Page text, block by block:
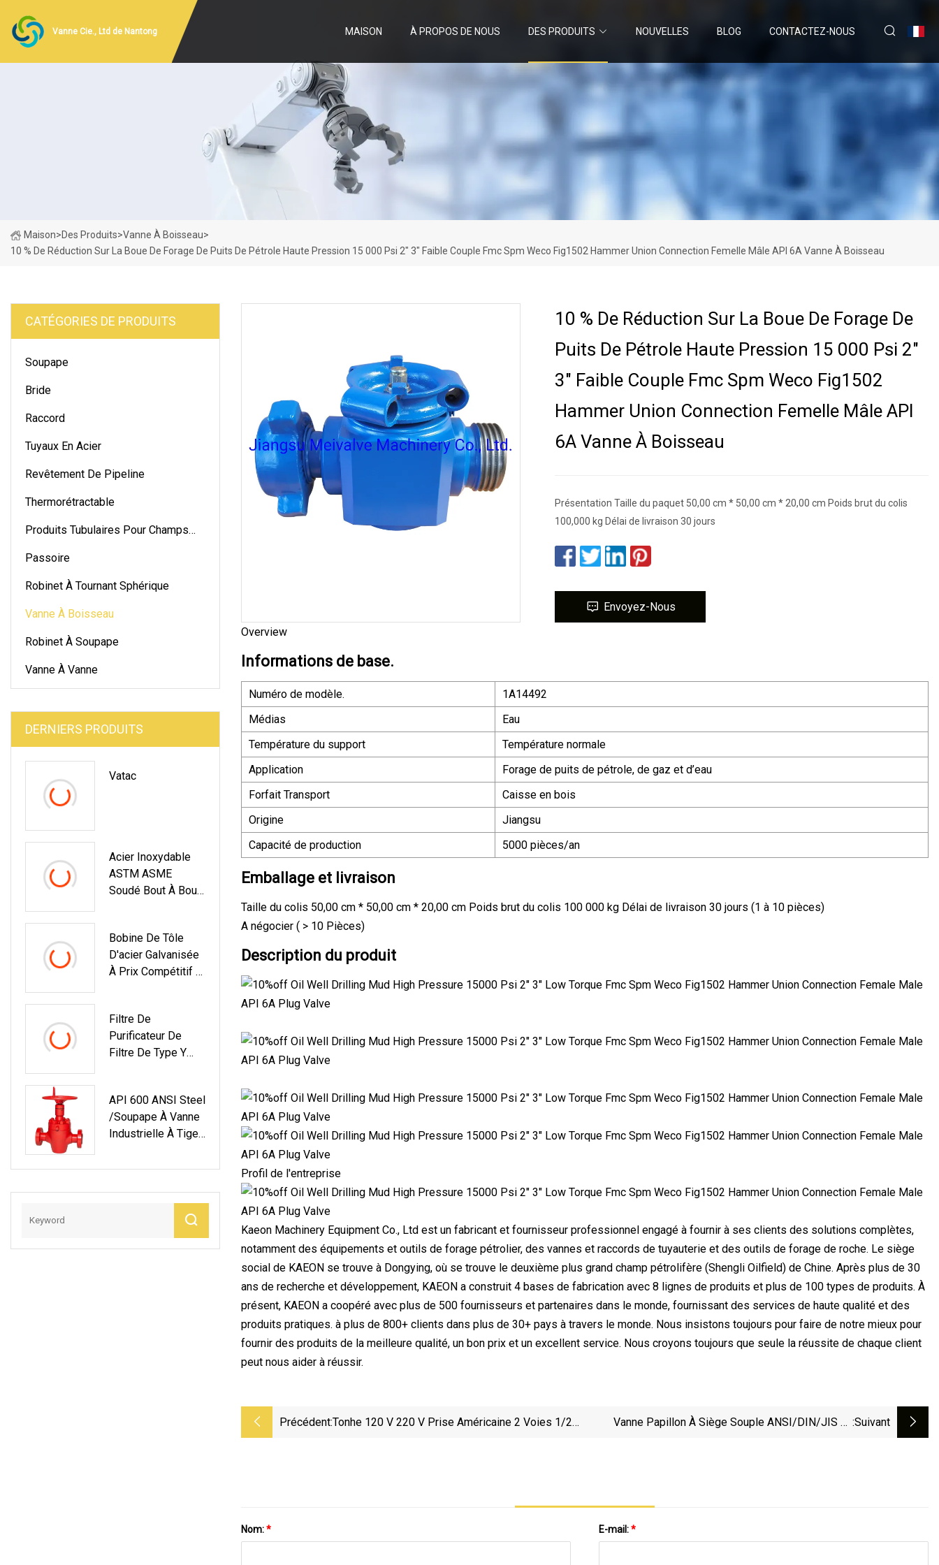
Vanne Cie., Ltd de Nantong MAISON À PROPOS DE NOUS DES PRODUITS NOUVELLES BLOG CONTACTEZ-NOUS
Maison>Des Produits>Vanne À Boisseau>
10 % De Réduction Sur La Boue De Forage De Puits De Pétrole Haute Pression 15 000 Psi 2" 3" Faible Couple Fmc Spm Weco Fig1502 Hammer Union Connection Femelle Mâle API 6A Vanne À Boisseau
CATÉGORIES DE PRODUITS
Soupape
Bride
Raccord
Tuyaux En Acier
Revêtement De Pipeline
Thermorétractable
Produits Tubulaires Pour Champs
Passoire
Robinet À Tournant Sphérique
Vanne À Boisseau
Robinet À Soupape
Vanne À Vanne
DERNIERS PRODUITS
Vatac
Acier Inoxydable
ASTM ASME
Soudé Bout À Bout
PN10/16 Tuyau De
Programme Coude
Té Réducteur
Raccords Sans
Soudure
Bobine De Tôle
D'acier Galvanisée
À Prix Compétitif Et
Filtre De
Purificateur De
Filtre De Type Y
Pour Produits
Laitiers En Acier
Inoxydable (JN
API 600 ANSI Steel
/soupape À Vanne
Industrielle À Tige
Inoxydable Pour
10 % De Réduction Sur La Boue De Forage De
Puits De Pétrole Haute Pression 15 000 Psi 2"
3" Faible Couple Fmc Spm Weco Fig1502
Hammer Union Connection Femelle Mâle API
6A Vanne À Boisseau
Présentation Taille du paquet 50,00 cm * 50,00 cm * 20,00 cm Poids brut du colis
100,000 kg Délai de livraison 30 jours
Envoyez-Nous
Overview
Informations de base.
Numéro de modèle.
1A14492
Médias
Eau
Température du support
Température normale
Application
Forage de puits de pétrole, de gaz et d’eau
Forfait Transport
Caisse en bois
Origine
Jiangsu
Capacité de production
5000 pièces/an
Emballage et livraison
Taille du colis 50,00 cm * 50,00 cm * 20,00 cm Poids brut du colis 100 000 kg Délai de livraison 30 jours (1 à 10 pièces)
A négocier ( > 10 Pièces)
Description du produit
Profil de l'entreprise
Kaeon Machinery Equipment Co., Ltd est un fabricant et fournisseur professionnel engagé à fournir à ses clients des solutions complètes,
notamment des équipements et outils de forage pétrolier, des vannes et raccords de tuyauterie et des outils de forage de roche. Le siège
social de KAEON se trouve à Dongying, où se trouve le deuxième plus grand champ pétrolifère (Shengli Oilfield) de Chine. Après plus de 30
ans de recherche et développement, KAEON a construit 4 bases de fabrication avec 8 lignes de produits et plus de 100 types de produits. À
présent, KAEON a coopéré avec plus de 500 fournisseurs et partenaires dans le monde, fournissant des services de haute qualité et des
produits pratiques. à plus de 800+ clients dans plus de 30+ pays à travers le monde. Nous insistons toujours pour faire de notre mieux pour
fournir des produits de la meilleure qualité, un bon prix et un excellent service. Nous croyons toujours que seule la réussite de chaque client
peut nous aider à réussir.
Précédent:Tonhe 120 V 220 V Prise Américaine 2 Voies 1/2
Vanne Papillon À Siège Souple ANSI/DIN/JIS En :suivant
Nom:* E-mail:*